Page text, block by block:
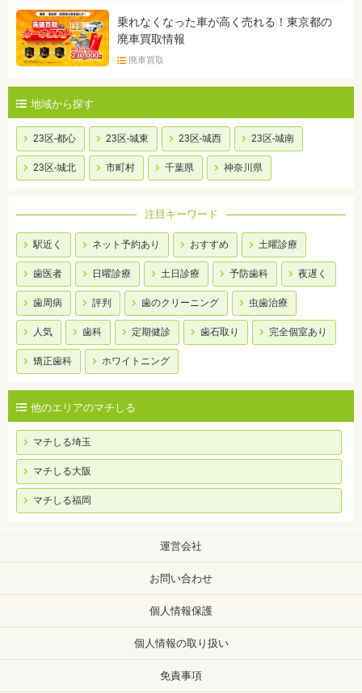
乗れなくなった車が高く売れる！東京都の
廃車買取情報
廃車買取
地域から探す
23区-都心 23区-城東 23区-城西 23区-城南
23区-城北 市町村 千葉県 神奈川県
注目キーワード
駅近く ネット予約あり おすすめ 土曜診療
歯医者 日曜診療 土日診療 予防歯科 夜遅く
歯周病 評判 歯のクリーニング 虫歯治療
人気 歯科 定期健診 歯石取り 完全個室あり
矯正歯科 ホワイトニング
他のエリアのマチしる
マチしる埼玉
マチしる大阪
マチしる福岡
運営会社
お問い合わせ
個人情報保護
個人情報の取り扱い
免責事項